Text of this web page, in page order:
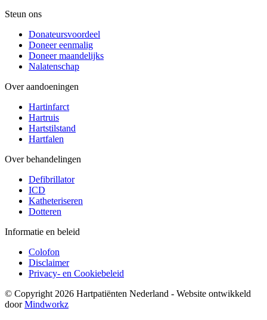
Steun ons
Donateursvoordeel
Doneer eenmalig
Doneer maandelijks
Nalatenschap
Over aandoeningen
Hartinfarct
Hartruis
Hartstilstand
Hartfalen
Over behandelingen
Defibrillator
ICD
Katheteriseren
Dotteren
Informatie en beleid
Colofon
Disclaimer
Privacy- en Cookiebeleid
© Copyright 2026 Hartpatiënten Nederland - Website ontwikkeld
doorMindworkz